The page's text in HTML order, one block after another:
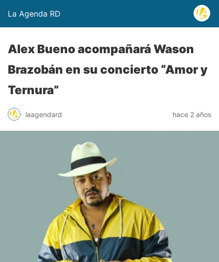
La Agenda RD
Alex Bueno acompañará Wason
Brazobán en su concierto “Amor y
Ternura”
laagendard hace 2 años